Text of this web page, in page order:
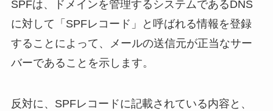
SPFは、ドメインを管理するシステムであるDNS
に対して「SPFレコード」と呼ばれる情報を登録
することによって、メールの送信元が正当なサー
バーであることを示します。
反対に、SPFレコードに記載されている内容と、